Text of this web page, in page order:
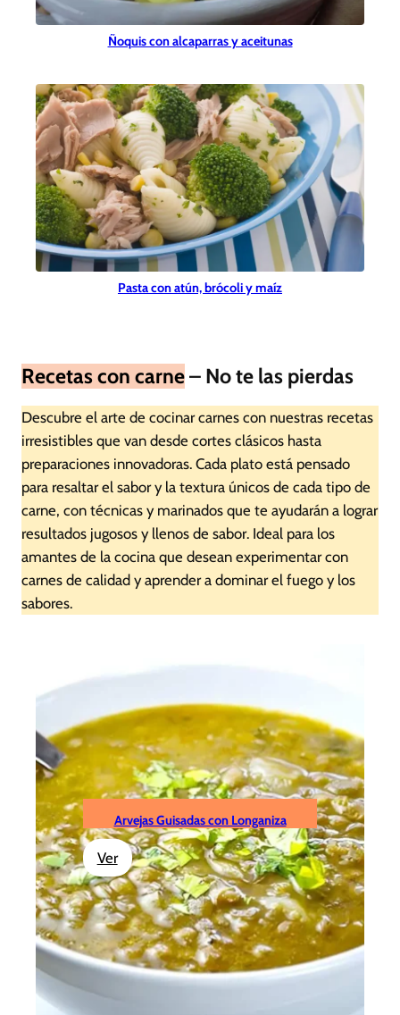
Ñoquis con alcaparras y aceitunas
Pasta con atún, brócoli y maíz
Recetas con carne– No te las pierdas
Descubre el arte de cocinar carnes con nuestras recetas
irresistibles que van desde cortes clásicos hasta
preparaciones innovadoras. Cada plato está pensado
para resaltar el sabor y la textura únicos de cada tipo de
carne, con técnicas y marinados que te ayudarán a lograr
resultados jugosos y llenos de sabor. Ideal para los
amantes de la cocina que desean experimentar con
carnes de calidad y aprender a dominar el fuego y los
sabores.
Arvejas Guisadas con Longaniza
Ver:
Arvejas
Guisadas
con
Longaniza